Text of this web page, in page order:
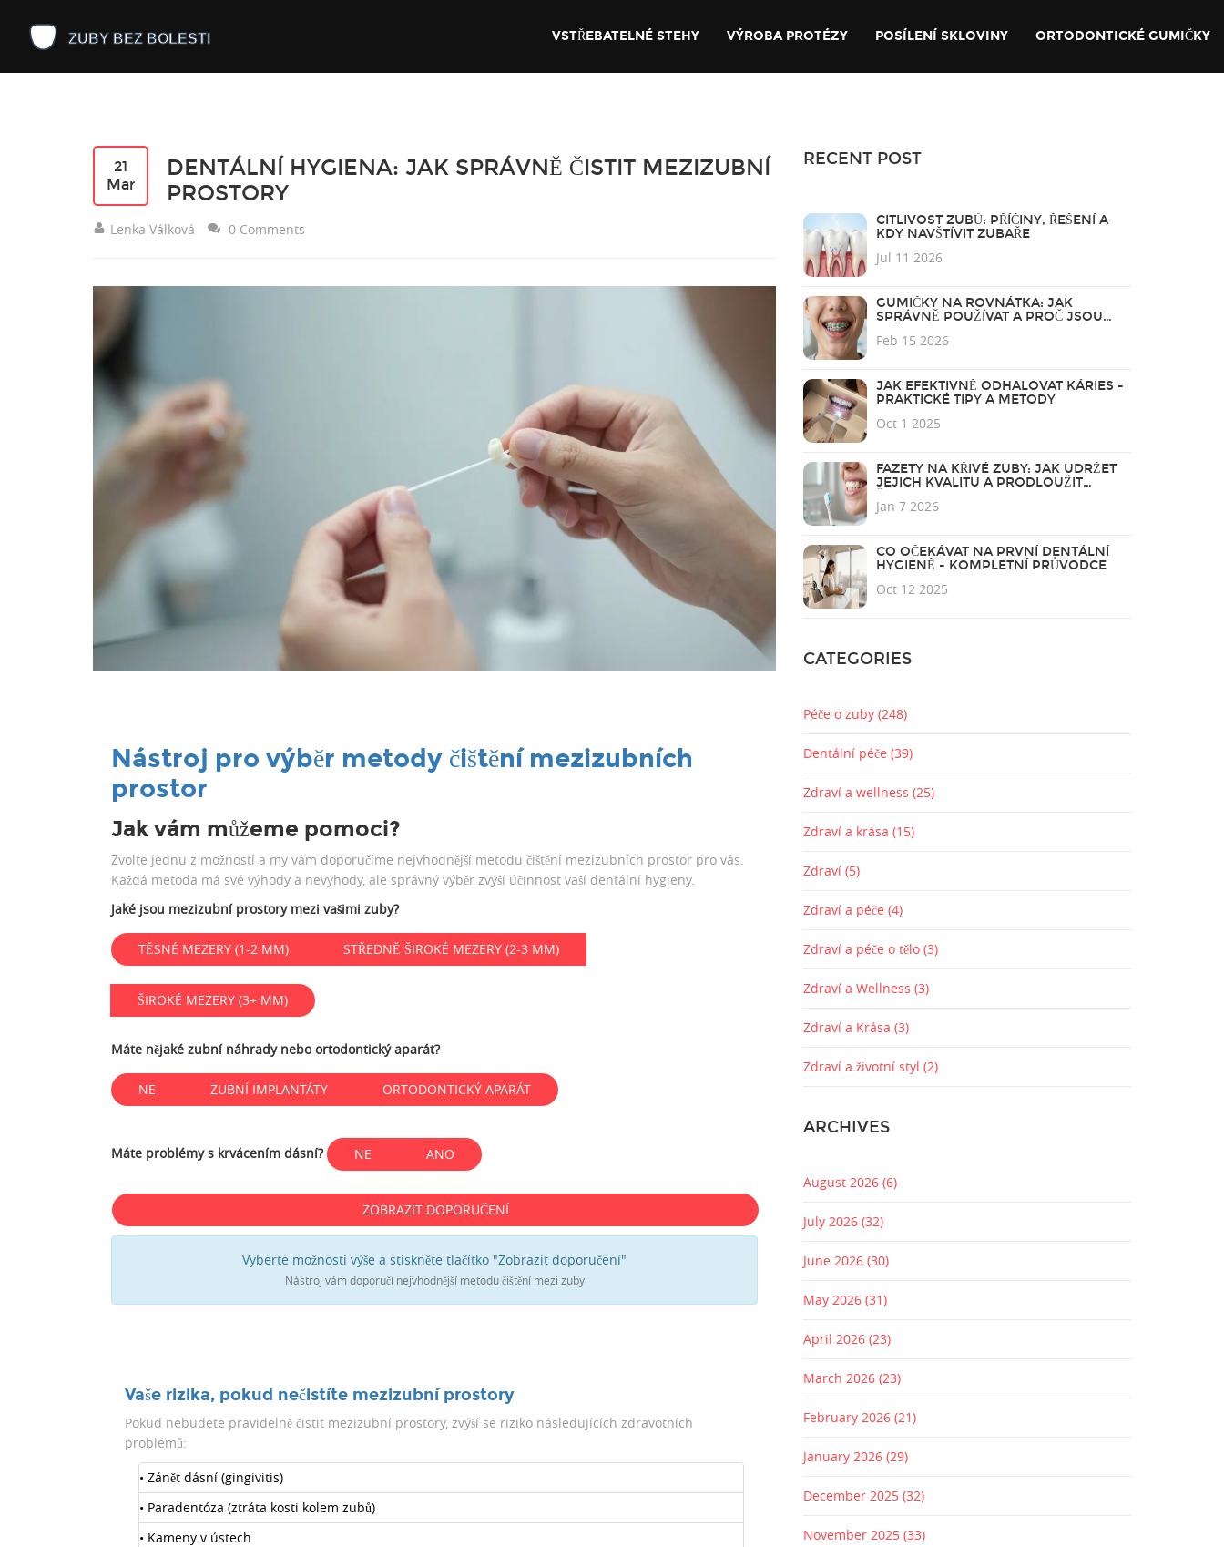
VSTŘEBATELNÉ STEHY VÝROBA PROTÉZY POSÍLENÍ SKLOVINY ORTODONTICKÉ GUMIČKY
21
Mar
DENTÁLNÍ HYGIENA: JAK SPRÁVNĚ ČISTIT MEZIZUBNÍ
PROSTORY
Lenka Válková 0 Comments
Nástroj pro výběr metody čištění mezizubních
prostor
Jak vám můžeme pomoci?
Zvolte jednu z možností a my vám doporučíme nejvhodnější metodu čištění mezizubních prostor pro vás.
Každá metoda má své výhody a nevýhody, ale správný výběr zvýší účinnost vaší dentální hygieny.
Jaké jsou mezizubní prostory mezi vašimi zuby?
TĚSNÉ MEZERY (1-2 MM) STŘEDNĚ ŠIROKÉ MEZERY (2-3 MM)
ŠIROKÉ MEZERY (3+ MM)
Máte nějaké zubní náhrady nebo ortodontický aparát?
NE ZUBNÍ IMPLANTÁTY ORTODONTICKÝ APARÁT
Máte problémy s krvácením dásní? NE ANO
ZOBRAZIT DOPORUČENÍ
Vyberte možnosti výše a stiskněte tlačítko "Zobrazit doporučení"
Nástroj vám doporučí nejvhodnější metodu čištění mezi zuby
Vaše rizika, pokud nečistíte mezizubní prostory
Pokud nebudete pravidelně čistit mezizubní prostory, zvýší se riziko následujících zdravotních
problémů:
• Zánět dásní (gingivitis)
• Paradentóza (ztráta kosti kolem zubů)
• Kameny v ústech
RECENT POST
CITLIVOST ZUBŮ: PŘÍČINY, ŘEŠENÍ A
KDY NAVŠTÍVIT ZUBAŘE
Jul 11 2026
GUMIČKY NA ROVNÁTKA: JAK
SPRÁVNĚ POUŽÍVAT A PROČ JSOU
Feb 15 2026
JAK EFEKTIVNĚ ODHALOVAT KÁRIES -
PRAKTICKÉ TIPY A METODY
Oct 1 2025
FAZETY NA KŘIVÉ ZUBY: JAK UDRŽET
JEJICH KVALITU A PRODLOUŽIT
Jan 7 2026
CO OČEKÁVAT NA PRVNÍ DENTÁLNÍ
HYGIENĚ - KOMPLETNÍ PRŮVODCE
Oct 12 2025
CATEGORIES
Péče o zuby (248)
Dentální péče (39)
Zdraví a wellness (25)
Zdraví a krása (15)
Zdraví (5)
Zdraví a péče (4)
Zdraví a péče o tělo (3)
Zdraví a Wellness (3)
Zdraví a Krása (3)
Zdraví a životní styl (2)
ARCHIVES
August 2026 (6)
July 2026 (32)
June 2026 (30)
May 2026 (31)
April 2026 (23)
March 2026 (23)
February 2026 (21)
January 2026 (29)
December 2025 (32)
November 2025 (33)